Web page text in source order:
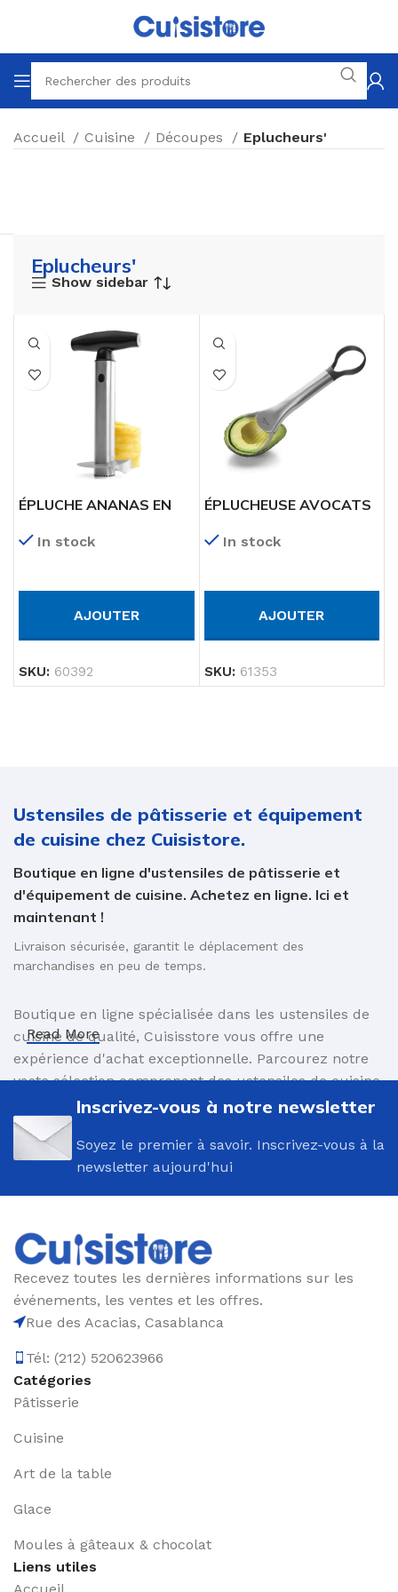
Accueil Cuisine Découpes Eplucheurs'
Eplucheurs'
Show sidebar
ÉPLUCHE ANANAS EN
In stock
AJOUTER
SKU: 60392
ÉPLUCHEUSE AVOCATS
In stock
AJOUTER
SKU: 61353
Ustensiles de pâtisserie et équipement
de cuisine chez Cuisistore.
Boutique en ligne d'ustensiles de pâtisserie et
d'équipement de cuisine. Achetez en ligne. Ici et
maintenant !
Livraison sécurisée, garantit le déplacement des
marchandises en peu de temps.
Boutique en ligne spécialisée dans les ustensiles de
cuisine de qualité, Cuisisstore vous offre une
expérience d'achat exceptionnelle. Parcourez notre
vaste sélection comprenant des ustensiles de cuisine
innovants et des accessoires élégants, conçus pour
faciliter vos préparations culinaires. Commandez en
toute simplicité et profitez d'une livraison sûre,
assurant le transport rapide de vos produits
directement à votre porte. Avec Cuisisstore,
fiables et haut de gamme, le tout à portée de clic.
Read More
Inscrivez-vous à notre newsletter
Soyez le premier à savoir. Inscrivez-vous à la
newsletter aujourd'hui
Recevez toutes les dernières informations sur les
événements, les ventes et les offres.
Rue des Acacias, Casablanca
Tél: (212) 520623966
Catégories
Pâtisserie
Cuisine
Art de la table
Glace
Moules à gâteaux & chocolat
Liens utiles